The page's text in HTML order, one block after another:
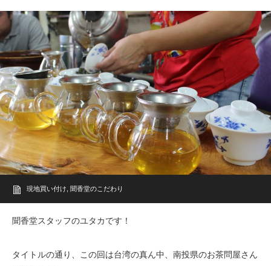
現地買い付け, 聞香堂のこだわり
聞香堂スタッフのユタカです！
タイトルの通り、この回は台湾の真ん中、南投県のお茶問屋さん